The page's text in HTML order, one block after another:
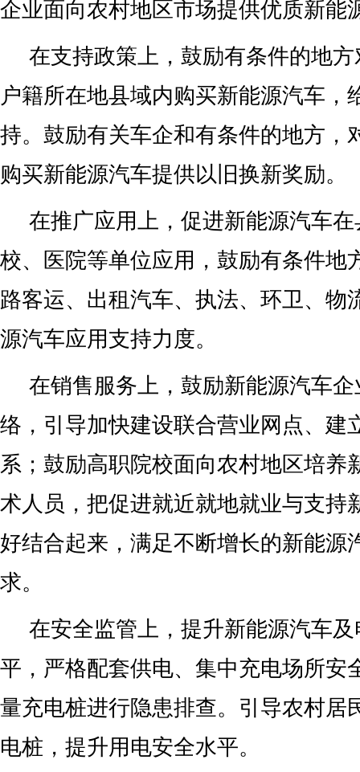
企业面向农村地区市场提供优质新能
在支持政策上，鼓励有条件的地
户籍所在地县域内购买新能源汽车，
持。鼓励有关车企和有条件的地方，
购买新能源汽车提供以旧换新奖励。
在推广应用上，促进新能源汽车
校、医院等单位应用，鼓励有条件地
路客运、出租汽车、执法、环卫、物
源汽车应用支持力度。
在销售服务上，鼓励新能源汽车
络，引导加快建设联合营业网点、建
系；鼓励高职院校面向农村地区培养
术人员，把促进就近就地就业与支持
好结合起来，满足不断增长的新能源
求。
在安全监管上，提升新能源汽车
平，严格配套供电、集中充电场所安
量充电桩进行隐患排查。引导农村居
电桩，提升用电安全水平。